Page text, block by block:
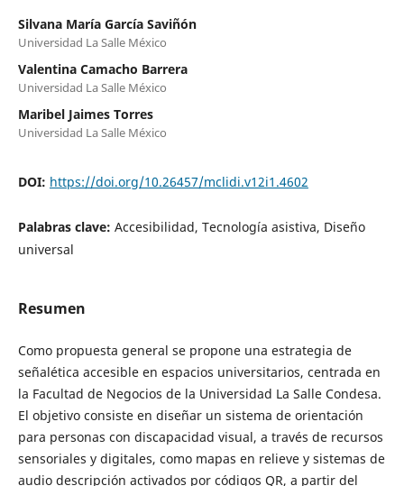
Silvana María García Saviñón
Universidad La Salle México
Valentina Camacho Barrera
Universidad La Salle México
Maribel Jaimes Torres
Universidad La Salle México
DOI: https://doi.org/10.26457/mclidi.v12i1.4602
Palabras clave: Accesibilidad, Tecnología asistiva, Diseño
universal
Resumen
Como propuesta general se propone una estrategia de
señalética accesible en espacios universitarios, centrada en
la Facultad de Negocios de la Universidad La Salle Condesa.
El objetivo consiste en diseñar un sistema de orientación
para personas con discapacidad visual, a través de recursos
sensoriales y digitales, como mapas en relieve y sistemas de
audio descripción activados por códigos QR, a partir del